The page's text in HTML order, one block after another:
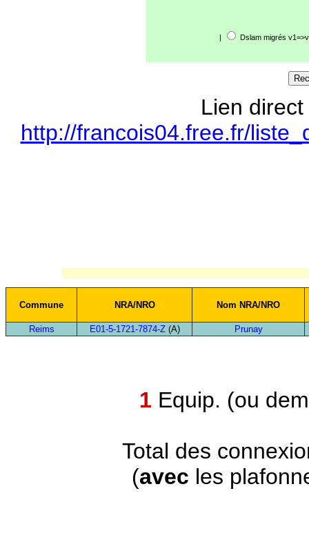
| Dslam migrés
Lien
http://francois04.free.fr/
Commune NRA/NRO Nom NRA/NRO
Reims E01-5-1721-7874-Z(A) Prunay
1 Equip. (ou
Total des
(avec les